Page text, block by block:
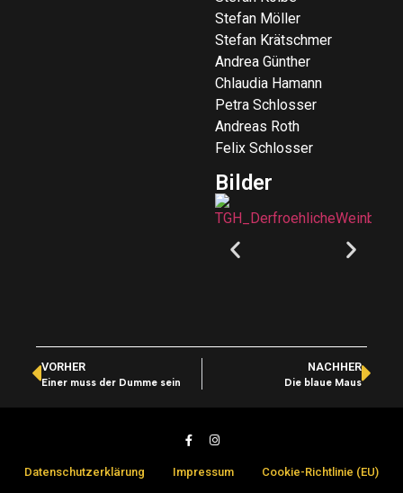
Stefan Möller
Stefan Krätschmer
Andrea Günther
Chlaudia Hamann
Petra Schlosser
Andreas Roth
Felix Schlosser
Bilder
VORHER
Einer muss der Dumme sein
NACHHER
Die blaue Maus
Datenschutzerklärung Impressum Cookie-Richtlinie (EU)